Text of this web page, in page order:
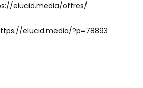
elucid.media/offres/
: https://elucid.media/?p=78893